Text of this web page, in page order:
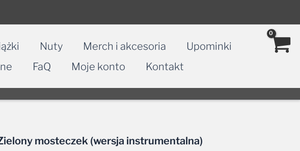
Nuty Merch i akcesoria
Upominki
FaQ Moje konto Kontakt
mosteczek (wersja instrumentalna)